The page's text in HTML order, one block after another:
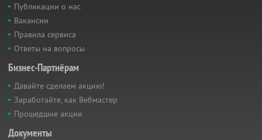
Публикации о нас
Вакансии
Правила сервиса
Ответы на вопросы
Бизнес-Партнёрам
Давайте сделаем акцию!
Заработайте, как Вебмастер
Прошедшие акции
Документы